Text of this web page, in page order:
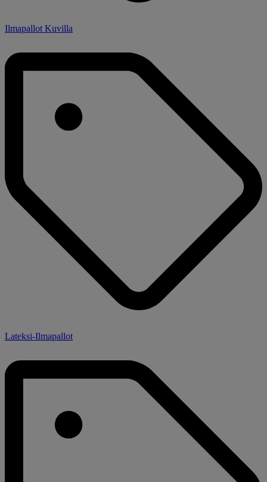
Ilmapallot Kuvilla
Lateksi-Ilmapallot